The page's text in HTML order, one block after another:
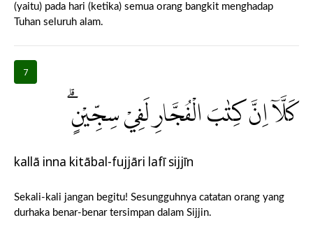
(yaitu) pada hari (ketika) semua orang bangkit menghadap
Tuhan seluruh alam.
7
كَلَّآ اِنَّ كِتٰبَ الْفُجَّارِ لَفِيْ سِجِّيْنٍۗ
kallā inna kitābal-fujjāri lafī sijjīn
Sekali-kali jangan begitu! Sesungguhnya catatan orang yang
durhaka benar-benar tersimpan dalam Sijjin.